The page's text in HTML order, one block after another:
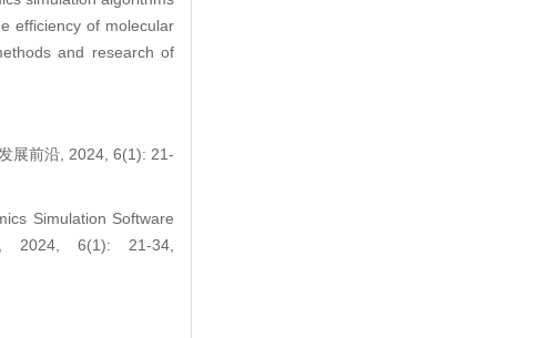
efficiency of molecular
and research of
展前沿, 2024, 6(1): 21-
Simulation Software
2024, 6(1): 21-34,